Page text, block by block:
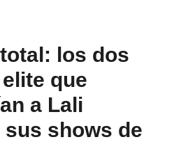
los dos
que
a Lali
shows de